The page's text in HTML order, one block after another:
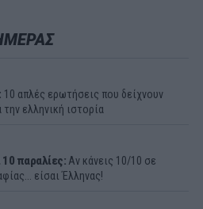
10 απλές ερωτήσεις που δείχνουν
ελληνική ιστορία
παραλίες: Αν κάνεις 10/10 σε
είσαι Έλληνας!